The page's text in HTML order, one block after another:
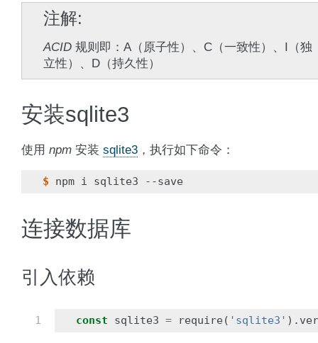
注解
ACID 规则即：A（原子性）、C（一致性）、I（独
立性）、D（持久性）
安装sqlite3
使用 npm 安装 sqlite3 ，执行如下命令：
$
连接数据库
引入依赖
1 const sqlite3 = require ( 'sqlite3' ).